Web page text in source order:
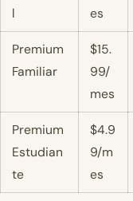
l
es
Premium
Familiar
$15.
99/
mes
Premium
Estudian
te
$4.9
9/m
es